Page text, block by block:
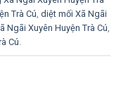
Trà Cú, diệt mối Xã Ngãi
Ngãi Xuyên Huyện Trà Cú,
Cú.